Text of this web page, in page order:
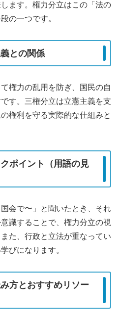
ます。権力分立はこの「法の
の一つです。
との関係
権力の乱用を防ぎ、国民の自
す。三権分立は立憲主義を支
権利を守る実際的な仕組みと
ポイント（用語の見
会で〜」と聞いたとき、それ
識することで、権力分立の視
た、行政と立法が重なってい
びになります。
方とおすすめリソー